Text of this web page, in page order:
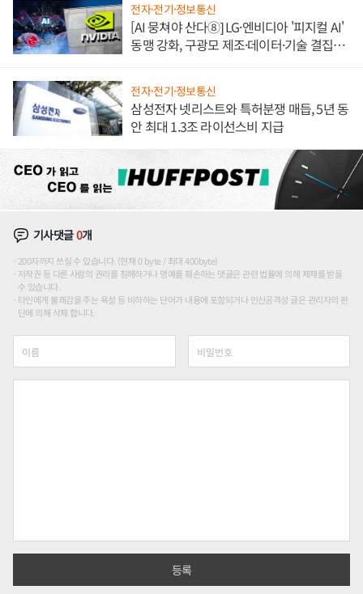
전자·전기·정보통신
[AI 뭉쳐야 산다⑧] LG·엔비디아 '피지컬 AI'
동맹 강화, 구광모 제조·데이터·기술 결집
전자·전기·정보통신
삼성전자 넷리스트와 특허분쟁 매듭, 5년 동
안 최대 1.3조 라이선스비 지급
기사댓글0개
200자까지 쓰실 수 있습니다. (현재 0 byte / 최대 400byte)
저작권 등 다른 사람의 권리를 침해하거나 명예를 훼손하는 댓글은 관련 법률에 의해 제재를 받을
수 있습니다.
타인에게 불쾌감을 주는 욕설 등 비하하는 단어가 내용에 포함되거나 인신공격성 글은 관리자의 판
단에 의해 삭제 합니다.